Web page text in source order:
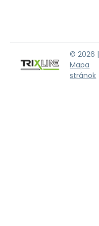
© 2026 |
Mapa
stránok